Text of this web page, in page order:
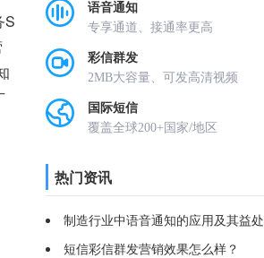
S
语音通知
专享通道、接通率更高
彩信群发
2MB大容量、可发高清视频
国际短信
覆盖全球200+国家/地区
热门资讯
制造行业中语音通知的应用及其益处
短信彩信群发营销效果怎么样？